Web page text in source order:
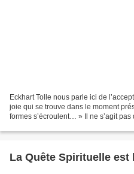
Eckhart Tolle nous parle ici de
joie qui se trouve dans le moment
formes s’écroulent… » Il ne s’agit
La Quête Spirituelle est